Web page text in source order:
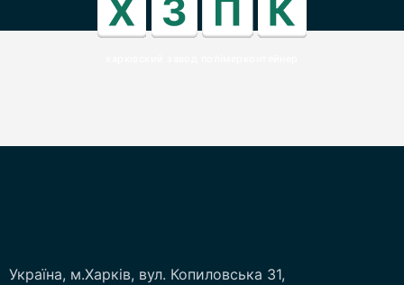
Україна, м.Харків, вул. Копиловська 31,